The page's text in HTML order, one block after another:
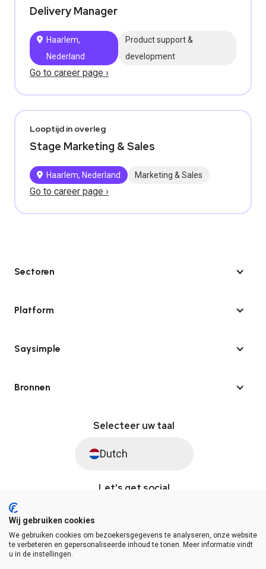
Delivery Manager
Haarlem,
Nederland
Product support &
development
Go to career page ›
Looptijd in overleg
Stage Marketing & Sales
Haarlem, Nederland Marketing & Sales
Go to career page ›
Sectoren
Platform
Saysimple
Bronnen
Selecteer uw taal
Dutch
Let's get social
© Saysimple 2026 · WhatsApp Automation Platform
Wij gebruiken cookies
We gebruiken cookies om bezoekersgegevens te analyseren, onze website
te verbeteren en gepersonaliseerde inhoud te tonen. Meer informatie vindt
u in de instellingen.